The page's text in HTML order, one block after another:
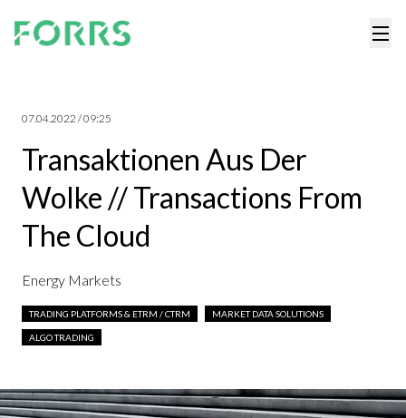
07.04.2022 / 09:25
Transaktionen Aus Der
Wolke // Transactions From
The Cloud
Energy Markets
TRADING PLATFORMS & ETRM / CTRM MARKET DATA SOLUTIONS
ALGO TRADING